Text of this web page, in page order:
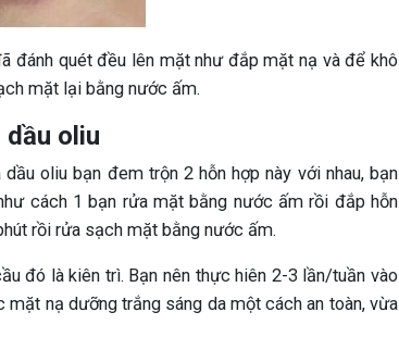
đánh quét đều lên mặt như đắp mặt nạ và để khô
mặt lại bằng nước ấm.
oliu
oliu bạn đem trộn 2 hỗn hợp này với nhau, bạn
cách 1 bạn rửa mặt bằng nước ấm rồi đắp hỗn
rồi rửa sạch mặt bằng nước ấm.
đó là kiên trì. Bạn nên thực hiên 2-3 lần/tuần vào
nạ dưỡng trắng sáng da một cách an toàn, vừa